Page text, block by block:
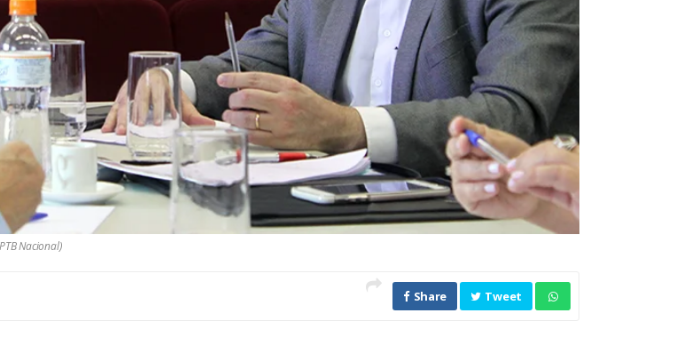
Nacional)
Share Tweet